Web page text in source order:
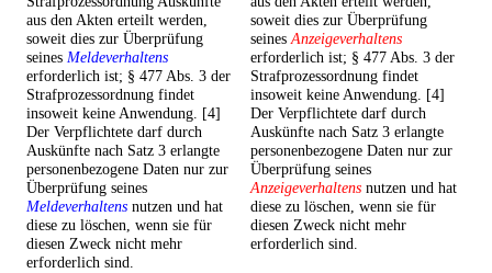
aus den Akten erteilt werden,
soweit dies zur Überprüfung
seines Meldeverhaltens
erforderlich ist; § 477 Abs. 3 der
Strafprozessordnung findet
insoweit keine Anwendung. [4]
Der Verpflichtete darf durch
Auskünfte nach Satz 3 erlangte
personenbezogene Daten nur zur
Überprüfung seines
Meldeverhaltens nutzen und hat
diese zu löschen, wenn sie für
diesen Zweck nicht mehr
erforderlich sind.
soweit dies zur Überprüfung
seinesAnzeigeverhaltens
erforderlich ist; § 477 Abs. 3 der
Strafprozessordnung findet
insoweit keine Anwendung. [4]
Der Verpflichtete darf durch
Auskünfte nach Satz 3 erlangte
personenbezogene Daten nur zur
Überprüfung seines
Anzeigeverhaltens nutzen und hat
diese zu löschen, wenn sie für
diesen Zweck nicht mehr
erforderlich sind.